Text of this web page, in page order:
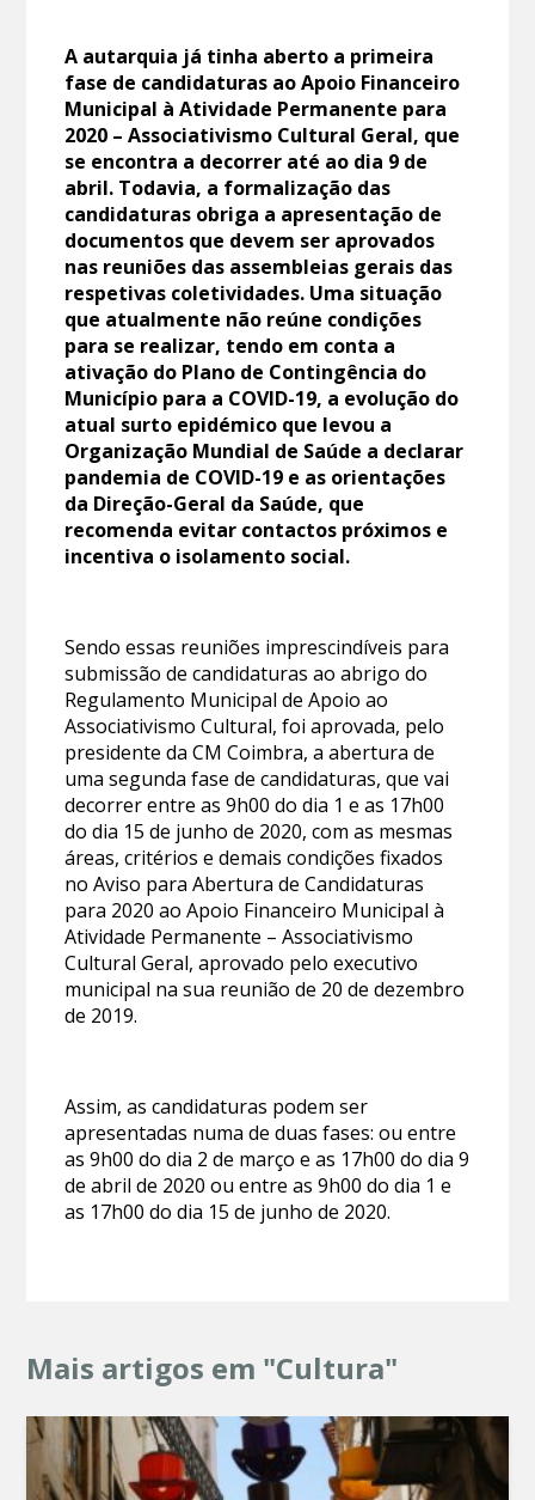
A autarquia já tinha aberto a primeira
fase de candidaturas ao Apoio Financeiro
Municipal à Atividade Permanente para
2020 – Associativismo Cultural Geral, que
se encontra a decorrer até ao dia 9 de
abril. Todavia, a formalização das
candidaturas obriga a apresentação de
documentos que devem ser aprovados
nas reuniões das assembleias gerais das
respetivas coletividades. Uma situação
que atualmente não reúne condições
para se realizar, tendo em conta a
ativação do Plano de Contingência do
Município para a COVID-19, a evolução do
atual surto epidémico que levou a
Organização Mundial de Saúde a declarar
pandemia de COVID-19 e as orientações
da Direção-Geral da Saúde, que
recomenda evitar contactos próximos e
incentiva o isolamento social.
Sendo essas reuniões imprescindíveis para
submissão de candidaturas ao abrigo do
Regulamento Municipal de Apoio ao
Associativismo Cultural, foi aprovada, pelo
presidente da CM Coimbra, a abertura de
uma segunda fase de candidaturas, que vai
decorrer entre as 9h00 do dia 1 e as 17h00
do dia 15 de junho de 2020, com as mesmas
áreas, critérios e demais condições fixados
no Aviso para Abertura de Candidaturas
para 2020 ao Apoio Financeiro Municipal à
Atividade Permanente – Associativismo
Cultural Geral, aprovado pelo executivo
municipal na sua reunião de 20 de dezembro
de 2019.
Assim, as candidaturas podem ser
apresentadas numa de duas fases: ou entre
as 9h00 do dia 2 de março e as 17h00 do dia 9
de abril de 2020 ou entre as 9h00 do dia 1 e
as 17h00 do dia 15 de junho de 2020.
Mais artigos em "Cultura"